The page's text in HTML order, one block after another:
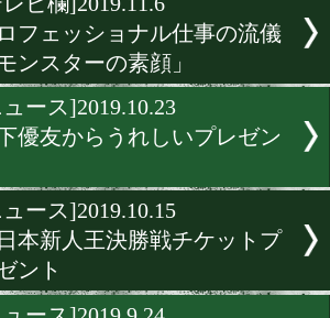
し!
[告知]2020.3.5
小原佳太が東京ネットラジ
出演
[ニュース]2019.11.30
11.30日台戦が無料配信中!